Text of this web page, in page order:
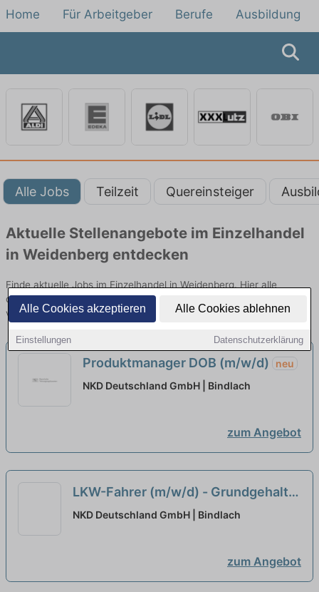
Alle Cookies akzeptieren Alle Cookies ablehnen
Einstellungen Datenschutzerklärung
Home Für Arbeitgeber Berufe Ausbildung
Alle Jobs Teilzeit Quereinsteiger
Aktuelle Stellenangebote im Einzelhandel
in Weidenberg entdecken
Finde aktuelle Jobs im Einzelhandel in Weidenberg. Hier alle
offenen Stellenangebote im Verkauf, Vertrieb und Handel
vergleichen.
Produktmanager DOB (m/w/d)
neu
NKD Deutschland GmbH | Bindlach
zum Angebot
LKW-Fahrer (m/w/d) - Grundgehalt
3.530 * zzgl. Zulagen und doppelte
NKD Deutschland GmbH | Bindlach
zum Angebot